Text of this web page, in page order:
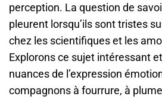
perception. La question de
pleurent lorsqu’ils sont tristes
chez les scientifiques et les
Explorons ce sujet intéressant
nuances de l’expression
compagnons à fourrure, à